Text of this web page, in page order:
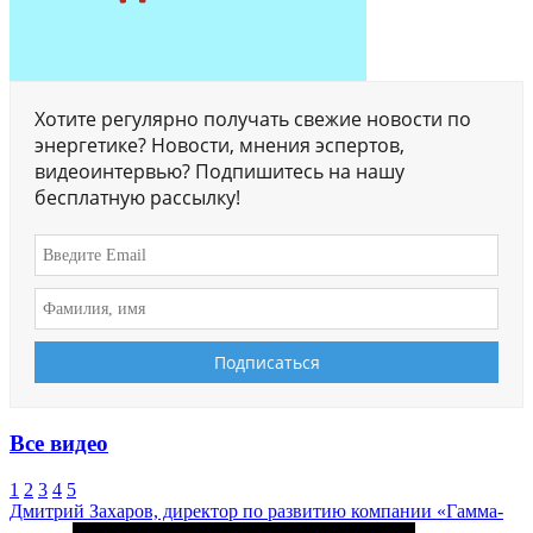
Хотите регулярно получать свежие новости по
энергетике? Новости, мнения эспертов,
видеоинтервью? Подпишитесь на нашу
бесплатную рассылку!
Все видео
1 2 3 4 5
Дмитрий Захаров, директор по развитию компании «Гамма-